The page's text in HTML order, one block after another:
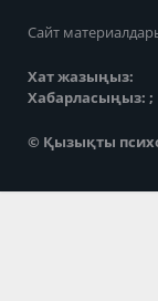
Сайт
Хат жазыңыз:
Хабарласыңыз: ;
© Қызықты